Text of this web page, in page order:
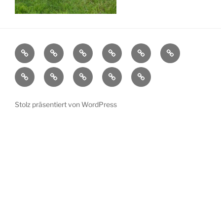
AktuellesOrtsplan
Übersicht
KunstorteKünstlerBühnenprogramm
Impressionen
Verein Pressespiegel
Kontakt Datenschutzerklärung
Impressum
Stolz präsentiert von WordPress